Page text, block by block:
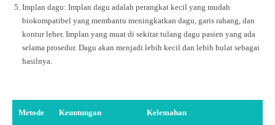
Implan dagu: Implan dagu adalah perangkat kecil yang mudah
biokompatibel yang membantu meningkatkan dagu, garis rahang, dan
kontur leher. Implan yang muat di sekitar tulang dagu pasien yang ada
selama prosedur. Dagu akan menjadi lebih kecil dan lebih bulat sebagai
hasilnya.
Metode Keuntungan Kelemahan